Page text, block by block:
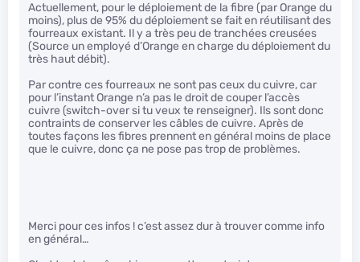
Actuellement, pour le déploiement de la fibre (par Orange du
moins), plus de 95% du déploiement se fait en réutilisant des
fourreaux existant. Il y a très peu de tranchées creusées
(Source un employé d’Orange en charge du déploiement du
très haut débit).
Par contre ces fourreaux ne sont pas ceux du cuivre, car
pour l’instant Orange n’a pas le droit de couper l’accès
cuivre (switch-over si tu veux te renseigner). Ils sont donc
contraints de conserver les câbles de cuivre. Après de
toutes façons les fibres prennent en général moins de place
que le cuivre, donc ça ne pose pas trop de problèmes.
Merci pour ces infos ! c’est assez dur à trouver comme info
en général…